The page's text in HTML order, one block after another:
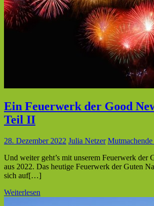
Ein Feuerwerk der Good
Teil II
28. Dezember 2022 Julia Netzer
Und weiter geht’s mit unserem Feuerwerk der
aus 2022. Das heutige Feuerwerk der Guten
sich auf[…]
Weiterlesen